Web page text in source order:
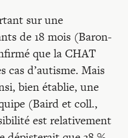
sur une
de 18 mois (Baron-
que la CHAT
cas d’autisme. Mais
bien établie, une
(Baird et coll.,
est relativement